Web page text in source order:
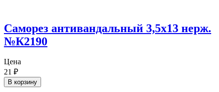
Саморез антивандальный 3,5х13 нерж.
№К2190
Цена
21 ₽
В корзину